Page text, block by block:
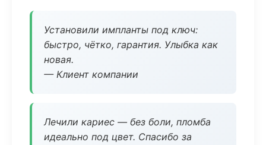
Установили импланты под ключ:
быстро, чётко, гарантия. Улыбка как
новая.
— Клиент компании
Лечили кариес — без боли, пломба
идеально под цвет. Спасибо за